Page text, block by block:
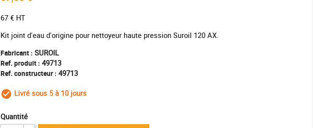
67 € HT
Kit joint d'eau d'origine pour nettoyeur haute pression Suroil 120 AX.
Fabricant : SUROIL
Ref. produit : 49713
Ref. constructeur : 49713
check_circle_outline
Livré sous 5 à 10 jours
Quantité